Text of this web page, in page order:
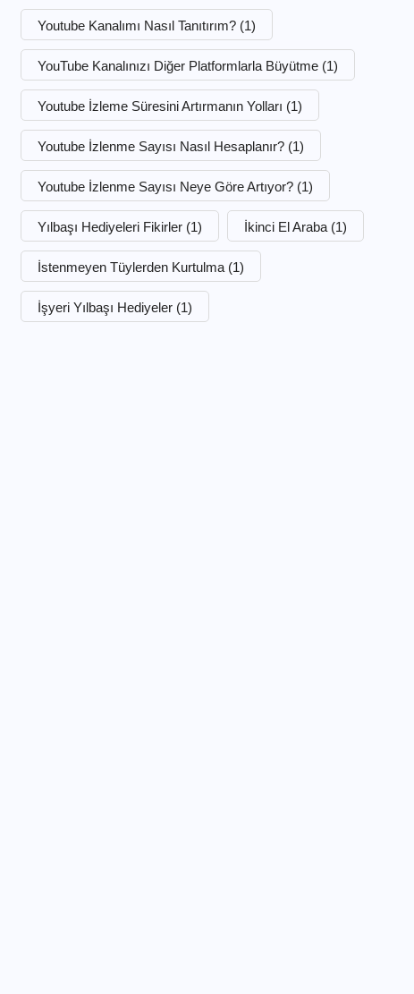
Youtube Kanalımı Nasıl Tanıtırım? (1)
YouTube Kanalınızı Diğer Platformlarla Büyütme (1)
Youtube İzleme Süresini Artırmanın Yolları (1)
Youtube İzlenme Sayısı Nasıl Hesaplanır? (1)
Youtube İzlenme Sayısı Neye Göre Artıyor? (1)
Yılbaşı Hediyeleri Fikirler (1) İkinci El Araba (1)
İstenmeyen Tüylerden Kurtulma (1)
İşyeri Yılbaşı Hediyeler (1)